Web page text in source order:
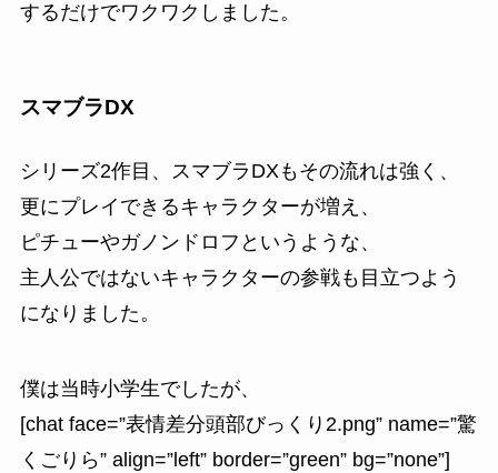
するだけでワクワクしました。
スマブラDX
シリーズ2作目、スマブラDXもその流れは強く、
更にプレイできるキャラクターが増え、
ピチューやガノンドロフというような、
主人公ではないキャラクターの参戦も目立つよう
になりました。
僕は当時小学生でしたが、
[chat face=”表情差分頭部びっくり2.png” name=”驚
くごりら” align=”left” border=”green” bg=”none”]